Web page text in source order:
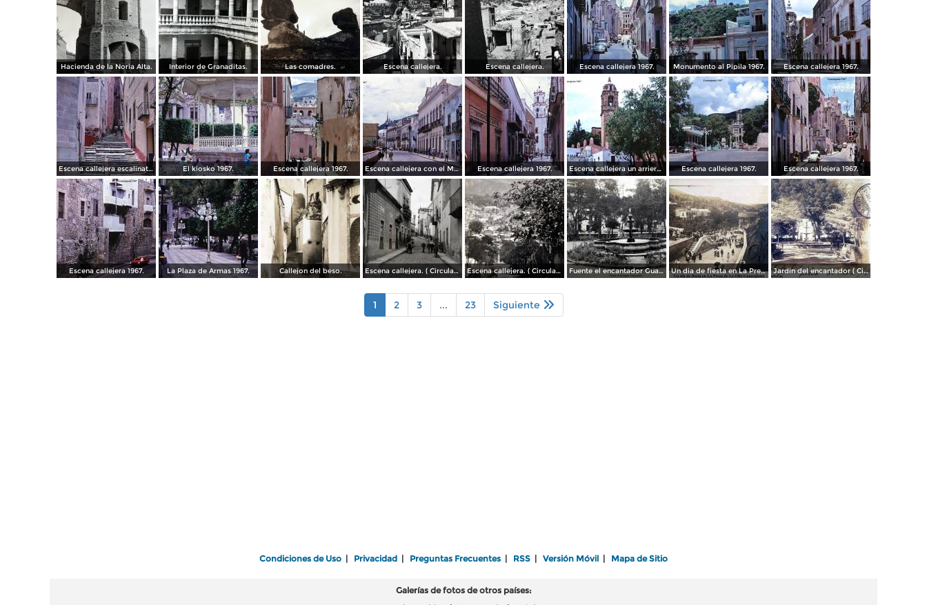
Hacienda de la Noria Alta. Interior de Granaditas. Las comadres. Escena callejera. Escena callejera. Escena callejera 1967. Monumento al Pipila 1967. Escena callejera 1967.
Escena callejera escalinata 1967. El kiosko 1967. Escena callejera 1967. Escena callejera con el Mto al Pipila al fondo 1967. Escena callejera 1967. Escena callejera un arriero 1967. Escena callejera 1967. Escena callejera 1967.
Escena callejera 1967. La Plaza de Armas 1967. Callejon del beso. Escena callejera. ( Circulada el 13 de Mayo de 1941 ). Escena callejera. ( Circulada el 14 de Diciembre de 1930 ). Fuente el encantador Guanajuato. Un dia de fiesta en La Presa de La Olla Guanajuato ( Circulada el 9 de Agosto de 1905 ). Jardin del encantador ( Circulada el 30 de Julio de 1905 ).
1 2 3 ... 23 Siguiente
Condiciones de Uso Privacidad Preguntas Frecuentes RSS Versión Móvil Mapa de Sitio
Galerías de fotos de otros países: